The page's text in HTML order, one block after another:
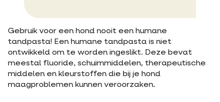
Gebruik voor een hond nooit een humane
tandpasta! Een humane tandpasta is niet
ontwikkeld om te worden ingeslikt. Deze bevat
meestal fluoride, schuimmiddelen, therapeutische
middelen en kleurstoffen die bij je hond
maagproblemen kunnen veroorzaken.